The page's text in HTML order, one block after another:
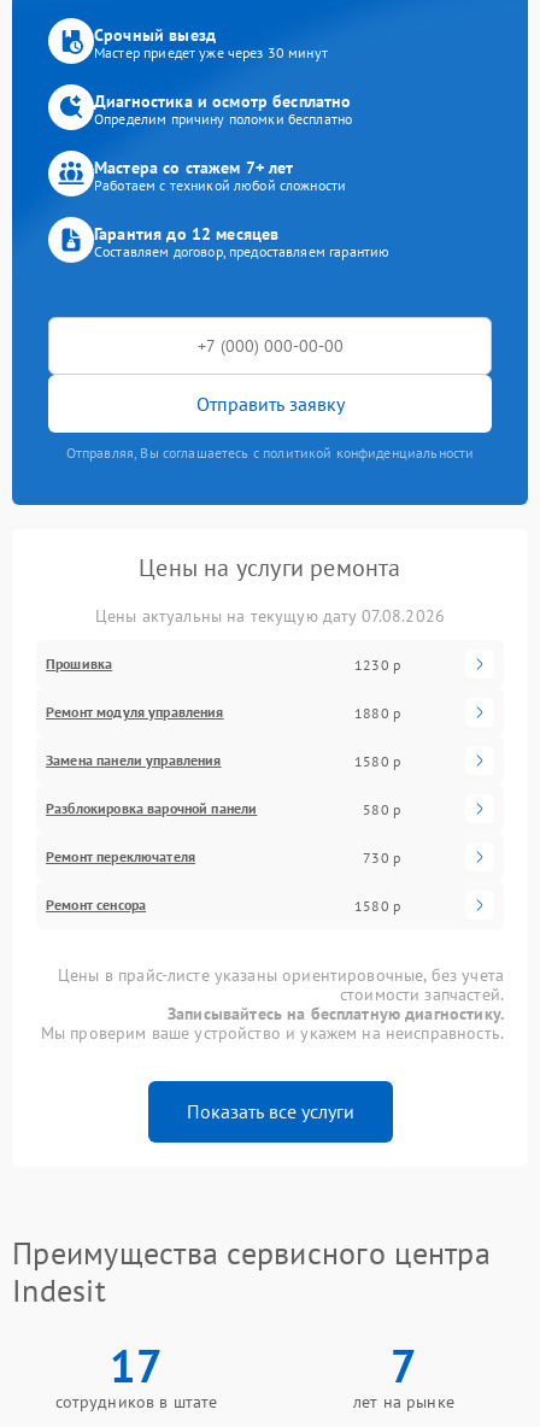
Срочный выезд
Мастер приедет уже через 30 минут
Диагностика и осмотр бесплатно
Определим причину поломки бесплатно
Мастера со стажем 7+ лет
Работаем с техникой любой сложности
Гарантия до 12 месяцев
Составляем договор, предоставляем гарантию
Отправить заявку
Отправляя, Вы соглашаетесь с политикой конфиденциальности
Цены на услуги ремонта
Цены актуальны на текущую дату 07.08.2026
Прошивка 1230 р
Ремонт модуля управления 1880 р
Замена панели управления 1580 р
Разблокировка варочной панели 580 р
Ремонт переключателя 730 р
Ремонт сенсора 1580 р
Цены в прайс-листе указаны ориентировочные, без учета
стоимости запчастей.
Записывайтесь на бесплатную диагностику.
Мы проверим ваше устройство и укажем на неисправность.
Показать все услуги
Преимущества сервисного центра
Indesit
17
сотрудников в штате
7
лет на рынке